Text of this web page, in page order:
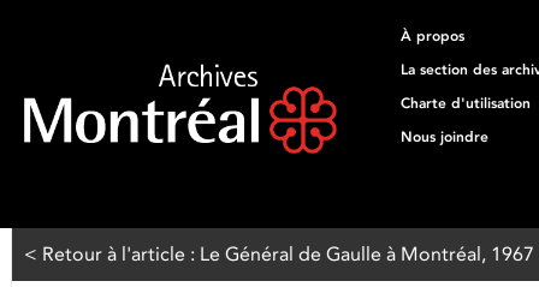
À propos
La section des
Charte d'utilisation
Nous joindre
< Retour à l'article : Le Général de Gaulle à Montréal, 1967